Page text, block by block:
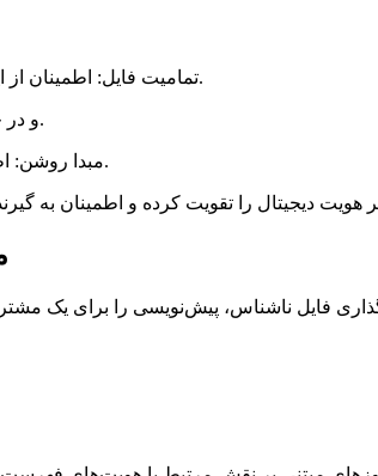
تمامیت فایل:اطمینان از اینکه فایل‌ها در طی یا پس از انتقال تغییر نکرده‌اند از طریق چک‌سام‌ها، امضاها یا هش‌ها.
استفاده از رمزنگاری برای داده‌ها در حین انتقال (مثلاً TLS) و در حالت استراحت.
مبدا روشن:اطلاع‌رسانی در مورد اینکه چه کسی فایل را به اشتراک گذاشته، کی و تحت چه شرایطی.